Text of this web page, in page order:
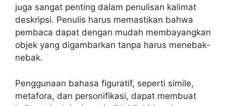
juga sangat penting dalam penulisan kalimat
deskripsi. Penulis harus memastikan bahwa
pembaca dapat dengan mudah membayangkan
objek yang digambarkan tanpa harus menebak-
nebak.
Penggunaan bahasa figuratif, seperti simile,
metafora, dan personifikasi, dapat membuat